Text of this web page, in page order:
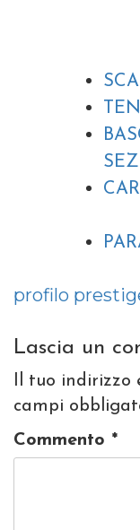
profilo
Lascia un
Il tuo indirizzo
campi
Commento *